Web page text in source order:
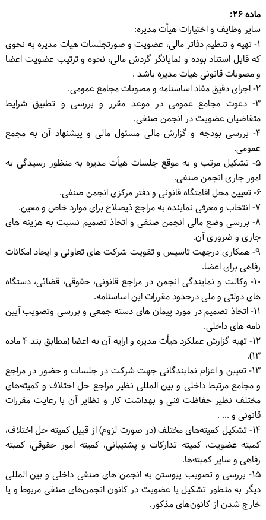
ماده ۲۶:
سایر وظایف و اختیارات هیأت مدیره:
۱- تهیه و تنظیم دفاتر مالی، عضویت و صورتجلسات هیات مدیره به نحوی
که قابل استناد بوده و نمایانگر گردش مالی، نحوه و ترتیب عضویت اعضا
و مصوبات قانونی هیات مدیره باشد .
۲- اجرای دقیق مفاد اساسنامه و مصوبات مجامع عمومی.
۳- دعوت مجامع عمومی در موعد مقرر و بررسی و تطبیق شرایط
متقاضیان عضویت در انجمن صنفی.
۴- بررسی بودجه و گزارش مالی مسئول مالی و پیشنهاد آن به مجمع
عمومی.
۵- تشکیل مرتب و به موقع جلسات هیأت مدیره به منظور رسیدگی به
امور جاری انجمن صنفی.
۶- تعیین محل اقامتگاه قانونی و دفتر مرکزی انجمن صنفی.
۷- انتخاب و معرفی نماینده به مراجع ذیصلاح برای موارد خاص و معین.
۸- بررسی وضع مالی انجمن صنفی و اتخاذ تصمیم نسبت به هزینه های
جاری و ضروری آن.
۹- همکاری درجهت تاسیس و تقویت شرکت های تعاونی و ایجاد امکانات
رفاهی برای اعضا.
۱۰- وکالت و نمایندگی انجمن در مراجع قانونی، حقوقی، قضائی، دستگاه
های دولتی و ملی درحدود مقررات این اساسنامه.
۱۱- اتخاذ تصمیم در مورد پیمان های دسته جمعی و بررسی وتصویب آیین
نامه های داخلی.
۱۲- تهیه گزارش عملکرد هیأت مدیره و ارایه آن به اعضا (مطابق بند ۴ ماده
۱۳).
۱۳- تعیین و اعزام نمایندگانی جهت شرکت در جلسات و حضور در مراجع
و مجامع مرتبط داخلی و بین المللی نظیر مراجع حل اختلاف و کمیته‌های
مختلف نظیر حفاظت فنی و بهداشت کار و نظایر آن با رعایت مقررات
قانونی و ... .
۱۴- تشکیل کمیته‌های مختلف (در صورت لزوم) از قبیل کمیته حل اختلاف،
کمیته عضویت، کمیته تدارکات و پشتیبانی، کمیته امور حقوقی، کمیته
رفاهی و سایر کمیته‌ها.
۱۵- بررسی و تصویب پیوستن به انجمن های صنفی داخلی و بین المللی
دیگر به منظور تشکیل یا عضویت در کانون انجمن‌های صنفی مربوط و یا
خارج شدن از کانون‌های مذکور.